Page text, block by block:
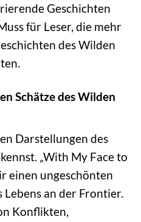
Geschichten
für Leser, die mehr
des Wilden
Schätze des Wilden
Darstellungen des
„With My Face to
einen ungeschönten
Lebens an der Frontier.
Konflikten,